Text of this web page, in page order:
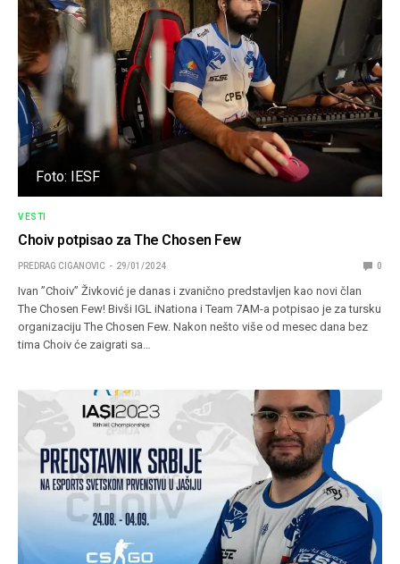
Foto: IESF
VESTI
Choiv potpisao za The Chosen Few
PREDRAG CIGANOVIC 29/01/2024 0
Ivan ”Choiv” Živković je danas i zvanično predstavljen kao novi član
The Chosen Few! Bivši IGL iNationa i Team 7AM-a potpisao je za tursku
organizaciju The Chosen Few. Nakon nešto više od mesec dana bez
tima Choiv će zaigrati sa…